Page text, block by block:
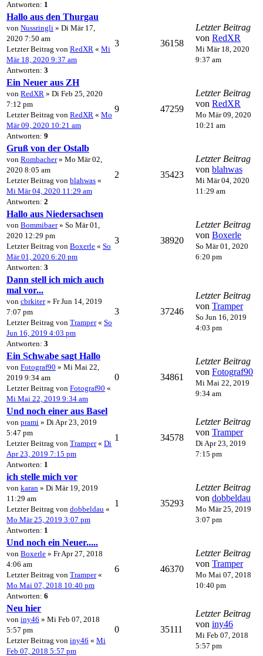
Antworten: 1
Hallo aus den Thurgau
von Nussringli » Di Mär 17,
2020 7:50 am
Letzter Beitrag von RedXR « Mi
Mär 18, 2020 9:37 am
Antworten: 3
3 36158
Letzter Beitrag
von RedXR
Mi Mär 18, 2020
9:37 am
Ein Neuer aus ZH
von RedXR » Di Feb 25, 2020
7:12 pm
Letzter Beitrag von RedXR « Mo
Mär 09, 2020 10:21 am
Antworten: 9
9 47259
Letzter Beitrag
von RedXR
Mo Mär 09, 2020
10:21 am
Gruß von der Ostalb
von Rombacher» Mo Mär 02,
2020 8:05 am
Letzter Beitrag von blahwas «
Mi Mär 04, 2020 11:29 am
Antworten: 2
2 35423
Letzter Beitrag
von blahwas
Mi Mär 04, 2020
11:29 am
Hallo aus Niedersachsen
von Bommibaer» So Mär 01,
2020 12:29 pm
Letzter Beitrag von Boxerle « So
Mär 01, 2020 6:20 pm
Antworten: 3
3 38920
Letzter Beitrag
von Boxerle
So Mär 01, 2020
6:20 pm
Dann stell ich mich auch
mal vor...
von cbrkiter» Fr Jun 14, 2019
7:07 pm
Letzter Beitrag von Tramper« So
Jun 16, 2019 4:03 pm
Antworten: 3
3 37246
Letzter Beitrag
von Tramper
So Jun 16, 2019
4:03 pm
Ein Schwabe sagt Hallo
von Fotograf90 » Mi Mai 22,
2019 9:34 am
Letzter Beitrag von Fotograf90 «
Mi Mai 22, 2019 9:34 am
0 34861
Letzter Beitrag
von Fotograf90
Mi Mai 22, 2019
9:34 am
Und noch einer aus Basel
von prami » Di Apr 23, 2019
5:47 pm
Letzter Beitrag von Tramper« Di
Apr 23, 2019 7:15 pm
Antworten: 1
1 34578
Letzter Beitrag
von Tramper
Di Apr 23, 2019
7:15 pm
ich stelle mich vor
von karan » Di Mär 19, 2019
11:29 am
Letzter Beitrag von dobbeldau «
Mo Mär 25, 2019 3:07 pm
Antworten: 1
1 35293
Letzter Beitrag
von dobbeldau
Mo Mär 25, 2019
3:07 pm
Und noch ein Neuer.....
von Boxerle » Fr Apr 27, 2018
4:06 am
Letzter Beitrag von Tramper«
Mo Mai 07, 2018 10:40 pm
Antworten: 6
6 46370
Letzter Beitrag
von Tramper
Mo Mai 07, 2018
10:40 pm
Neu hier
von iny46 » Mi Feb 07, 2018
5:57 pm
Letzter Beitrag von iny46 « Mi
Feb 07, 2018 5:57 pm
0 35111
Letzter Beitrag
von iny46
Mi Feb 07, 2018
5:57 pm